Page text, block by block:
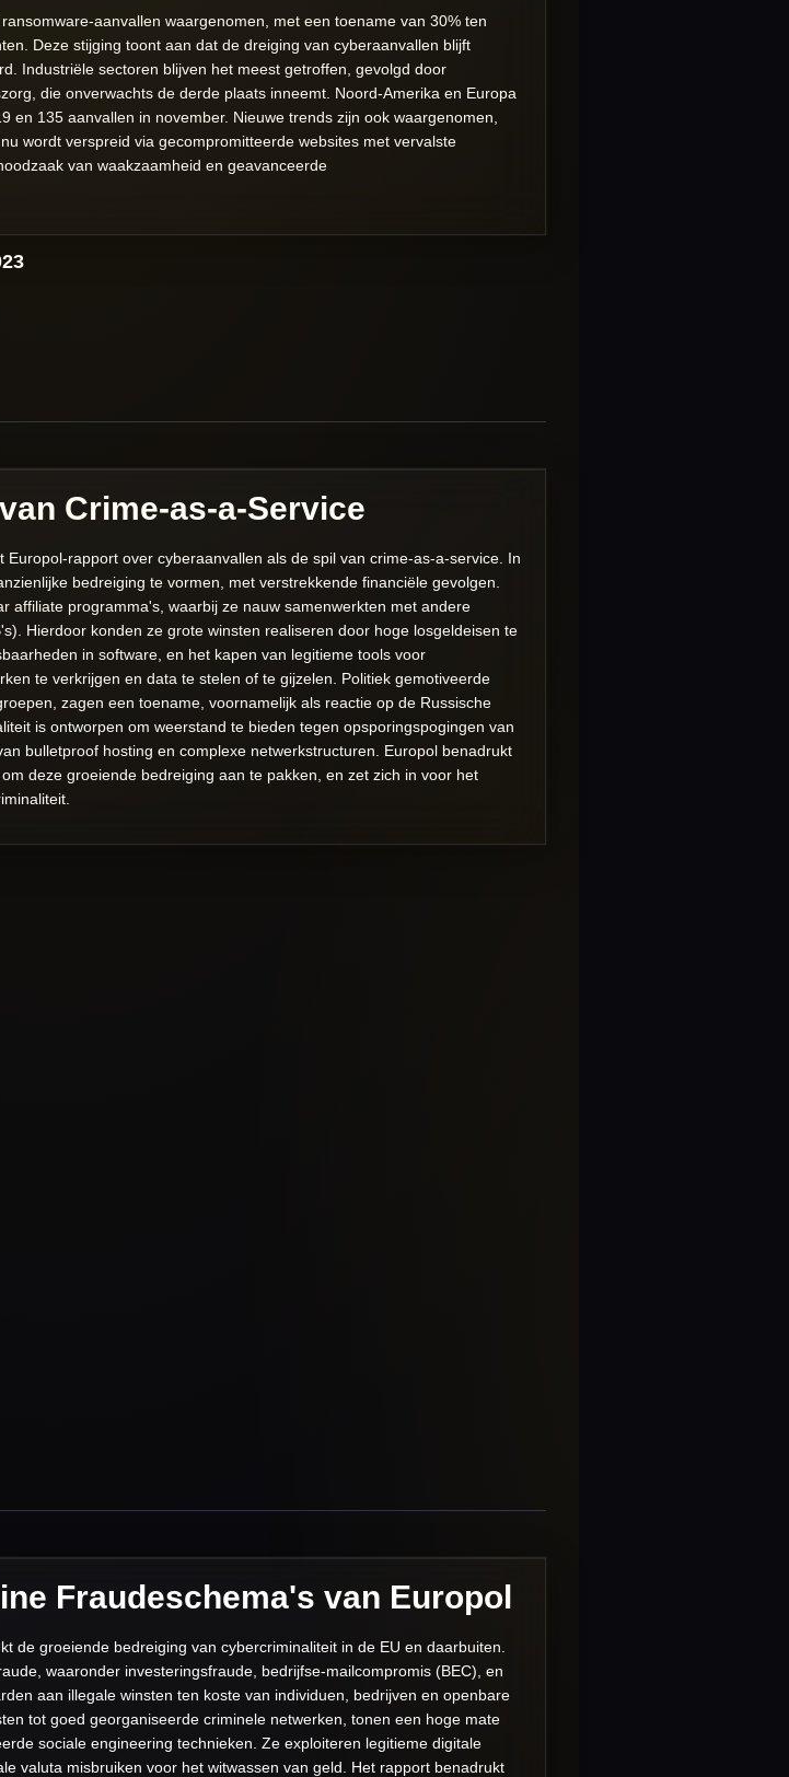
aanvallen waargenomen, met een toename van 30% ten
Deze stijging toont aan dat de dreiging van cyberaanvallen blijft
Industriële sectoren blijven het meest getroffen, gevolgd door
die onverwachts de derde plaats inneemt. Noord-Amerika en Europa
en 135 aanvallen in november. Nieuwe trends zijn ook waargenomen,
wordt verspreid via gecompromitteerde websites met vervalste
van waakzaamheid en geavanceerde
Crime-as-a-Service
rapport over cyberaanvallen als de spil van crime-as-a-service. In
bedreiging te vormen, met verstrekkende financiële gevolgen.
affiliate programma's, waarbij ze nauw samenwerkten met andere
Hierdoor konden ze grote winsten realiseren door hoge losgeldeisen te
in software, en het kapen van legitieme tools voor
te verkrijgen en data te stelen of te gijzelen. Politiek gemotiveerde
zagen een toename, voornamelijk als reactie op de Russische
is ontworpen om weerstand te bieden tegen opsporingspogingen van
bulletproof hosting en complexe netwerkstructuren. Europol benadrukt
deze groeiende bedreiging aan te pakken, en zet zich in voor het
Fraudeschema's van Europol
de groeiende bedreiging van cybercriminaliteit in de EU en daarbuiten.
waaronder investeringsfraude, bedrijfse-mailcompromis (BEC), en
aan illegale winsten ten koste van individuen, bedrijven en openbare
tot goed georganiseerde criminele netwerken, tonen een hoge mate
sociale engineering technieken. Ze exploiteren legitieme digitale
valuta misbruiken voor het witwassen van geld. Het rapport benadrukt